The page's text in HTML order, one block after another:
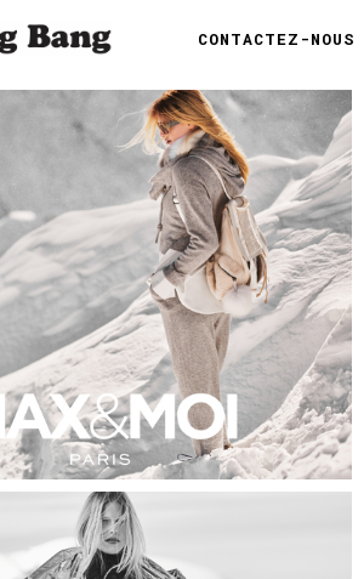
CONTACTEZ-NOUS